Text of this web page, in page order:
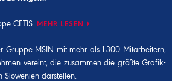
CETIS. MEHR LESEN
Gruppe MSIN mit mehr als 1.300 Mitarbeitern,
vereint, die zusammen die größte Grafik-
darstellen.